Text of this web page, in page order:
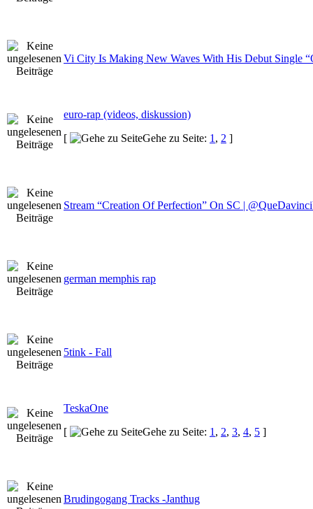
Vi City Is Making New Waves With His Debut Single
euro-rap (videos, diskussion)
[
Gehe zu Seite: 1 , 2 ]
Stream “Creation Of Perfection” On SC |
german memphis rap
5tink - Fall
TeskaOne
[
Gehe zu Seite: 1 , 2, 3, 4, 5 ]
Brudingogang Tracks -Janthug